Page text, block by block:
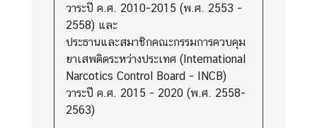
วาระปี ค.ศ. 2010-2015 (พ.ศ. 2553 -
2558) และ
ประธานและสมาชิกคณะกรรมการควบคุม
ยาเสพติดระหว่างประเทศ (International
Narcotics Control Board - INCB)
วาระปี ค.ศ. 2015 - 2020 (พ.ศ. 2558-
2563)